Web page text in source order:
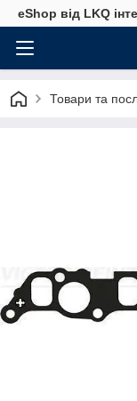
eShop від LKQ
Товари та